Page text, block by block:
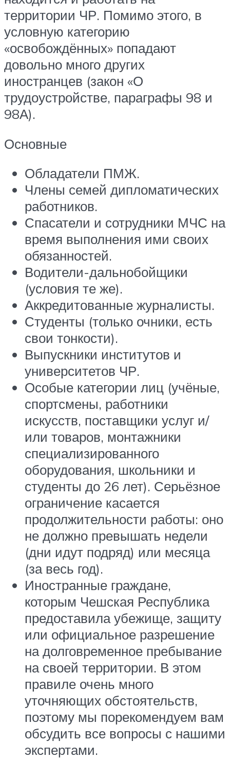
территории ЧР. Помимо этого, в
условную категорию
«освобождённых» попадают
довольно много других
иностранцев (закон «О
трудоустройстве, параграфы 98 и
98А).
Основные
Обладатели ПМЖ.
Члены семей дипломатических
работников.
Спасатели и сотрудники МЧС на
время выполнения ими своих
обязанностей.
Водители-дальнобойщики
(условия те же).
Аккредитованные журналисты.
Студенты (только очники, есть
свои тонкости).
Выпускники институтов и
университетов ЧР.
Особые категории лиц (учёные,
спортсмены, работники
искусств, поставщики услуг и/
или товаров, монтажники
специализированного
оборудования, школьники и
студенты до 26 лет). Серьёзное
ограничение касается
продолжительности работы: оно
не должно превышать недели
(дни идут подряд) или месяца
(за весь год).
Иностранные граждане,
которым Чешская Республика
предоставила убежище, защиту
или официальное разрешение
на долговременное пребывание
на своей территории. В этом
правиле очень много
уточняющих обстоятельств,
поэтому мы порекомендуем вам
обсудить все вопросы с нашими
экспертами.